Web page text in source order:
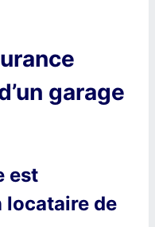
garage
est
locataire de